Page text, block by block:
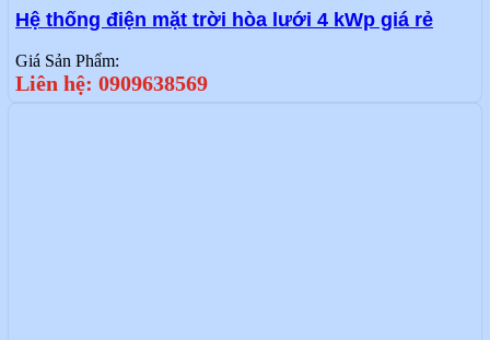
Hệ thống điện mặt trời hòa lưới 4 kWp giá rẻ
Giá Sản Phẩm:
Liên hệ: 0909638569